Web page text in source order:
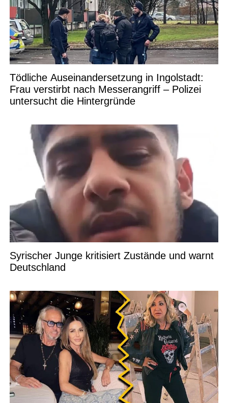
Tödliche Auseinandersetzung in Ingolstadt:
Frau verstirbt nach Messerangriff – Polizei
untersucht die Hintergründe
Syrischer Junge kritisiert Zustände und warnt
Deutschland